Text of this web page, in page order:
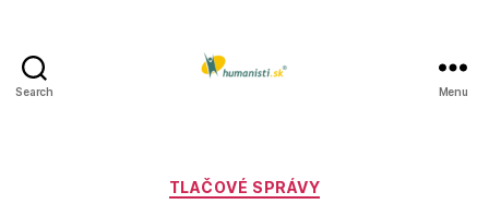
Search Menu
Kategórie
TLAČOVÉ SPRÁVY